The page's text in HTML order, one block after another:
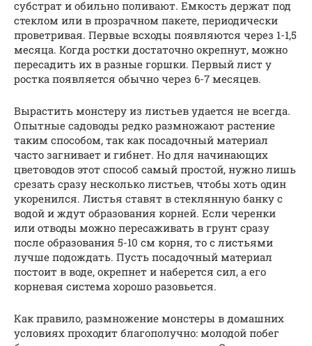
субстрат и обильно поливают. Емкость держат под
стеклом или в прозрачном пакете, периодически
проветривая. Первые всходы появляются через 1-1,5
месяца. Когда ростки достаточно окрепнут, можно
пересадить их в разные горшки. Первый лист у
ростка появляется обычно через 6-7 месяцев.
Вырастить монстеру из листьев удается не всегда.
Опытные садоводы редко размножают растение
таким способом, так как посадочный материал
часто загнивает и гибнет. Но для начинающих
цветоводов этот способ самый простой, нужно лишь
срезать сразу несколько листьев, чтобы хоть один
укоренился. Листья ставят в стеклянную банку с
водой и ждут образования корней. Если черенки
или отводы можно пересаживать в грунт сразу
после образования 5-10 см корня, то с листьями
лучше подождать. Пусть посадочный материал
постоит в воде, окрепнет и наберется сил, а его
корневая система хорошо разовьется.
Как правило, размножение монстеры в домашних
условиях проходит благополучно: молодой побег